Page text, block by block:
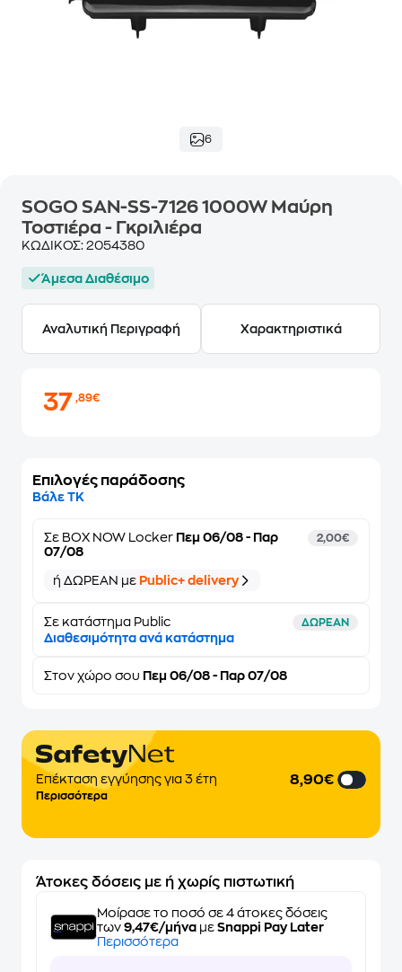
6
SOGO SAN-SS-7126 1000W Μαύρη
Τοστιέρα - Γκριλιέρα
ΚΩΔΙΚΟΣ: 2054380
Άμεσα Διαθέσιμο
Αναλυτική Περιγραφή Χαρακτηριστικά
37,89€
Επιλογές παράδοσης
Βάλε ΤΚ
Σε BOX NOW Locker Πεμ 06/08 - Παρ
07/08
2,00€
ή ΔΩΡΕΑΝ με Public+ delivery
Σε κατάστημα Public ΔΩΡΕΑΝ
Διαθεσιμότητα ανά κατάστημα
Στον χώρο σου Πεμ 06/08 - Παρ 07/08
Επέκταση εγγύησης για 3 έτη
Περισσότερα
8,90€
Άτοκες δόσεις με ή χωρίς πιστωτική
Μοίρασε το ποσό σε 4 άτοκες δόσεις
των 9,47€/μήνα με Snappi Pay Later
Περισσότερα